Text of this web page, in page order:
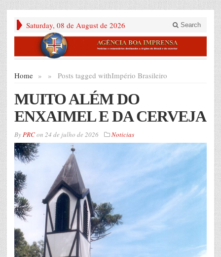
Saturday, 08 de August de 2026 Search
Home » Posts tagged with
» Império Brasileiro
MUITO ALÉM DO
ENXAIMEL E DA CERVEJA
ByPRCon 24 de julho de 2026 Noticias